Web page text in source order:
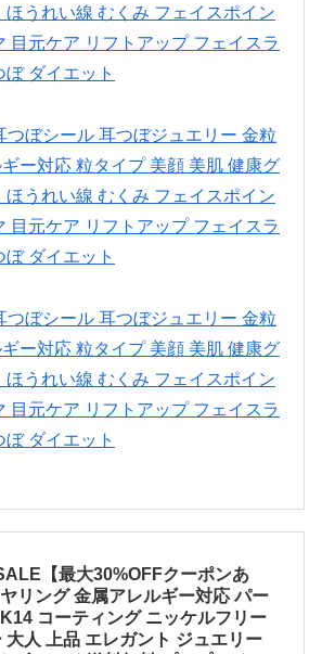
【最大30%OFFクーポンあ
リング 金属アレルギー対応 パー
コーティング ニッケルフリー
大人 上品 エレガント ジュエリー